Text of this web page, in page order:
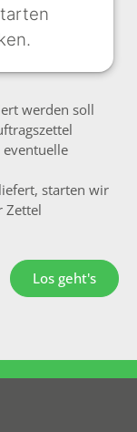
werden soll
starten wir
Zettel
Los geht's